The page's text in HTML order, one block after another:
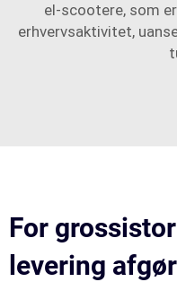
el-scootere, som
erhvervsaktivitet,
For
levering